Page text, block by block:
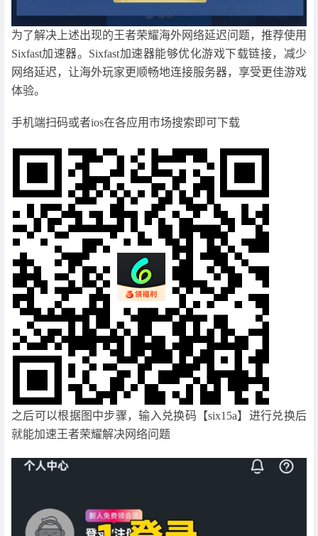
为了解决上述出现的王者荣耀海外网络延迟问题，推荐使用
Sixfast加速器。Sixfast加速器能够优化游戏下载链接，减少
网络延迟，让海外玩家更顺畅地连接服务器，享受更佳游戏
体验。
手机端扫码或者ios在各应用市场搜索即可下载
之后可以根据图中步骤，输入兑换码【six15a】进行兑换后
就能加速王者荣耀解决网络问题